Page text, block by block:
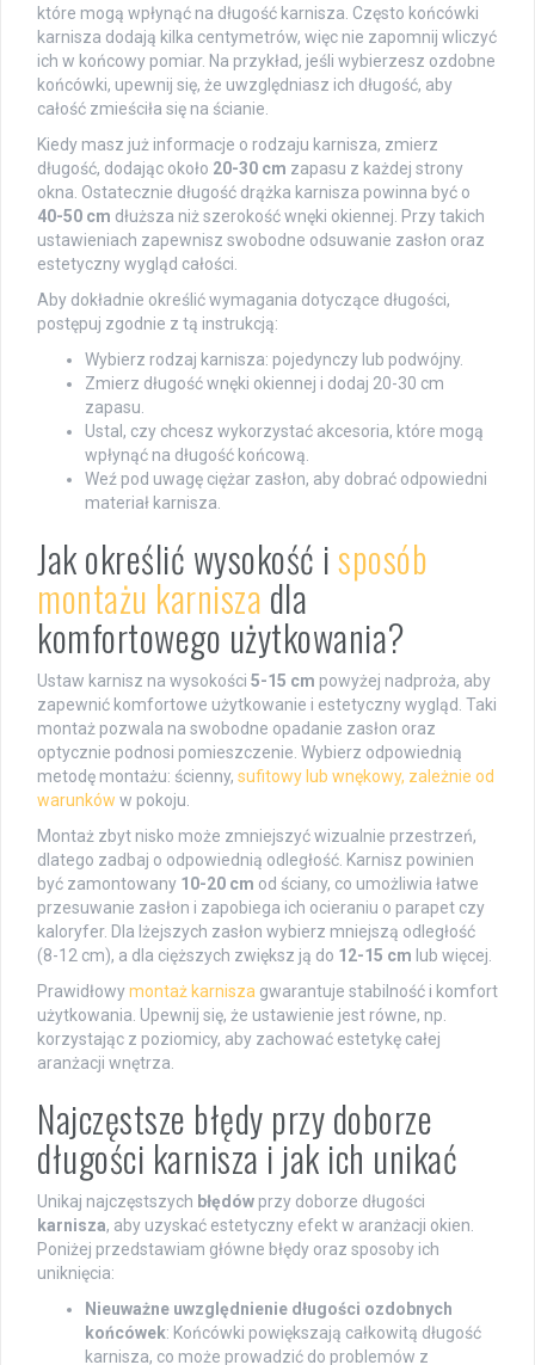
które mogą wpłynąć na długość karnisza. Często końcówki
karnisza dodają kilka centymetrów, więc nie zapomnij wliczyć
ich w końcowy pomiar. Na przykład, jeśli wybierzesz ozdobne
końcówki, upewnij się, że uwzględniasz ich długość, aby
całość zmieściła się na ścianie.
Kiedy masz już informacje o rodzaju karnisza, zmierz
długość, dodając około 20-30 cm zapasu z każdej strony
okna. Ostatecznie długość drążka karnisza powinna być o
40-50 cm dłuższa niż szerokość wnęki okiennej. Przy takich
ustawieniach zapewnisz swobodne odsuwanie zasłon oraz
estetyczny wygląd całości.
Aby dokładnie określić wymagania dotyczące długości,
postępuj zgodnie z tą instrukcją:
Wybierz rodzaj karnisza: pojedynczy lub podwójny.
Zmierz długość wnęki okiennej i dodaj 20-30 cm
zapasu.
Ustal, czy chcesz wykorzystać akcesoria, które mogą
wpłynąć na długość końcową.
Weź pod uwagę ciężar zasłon, aby dobrać odpowiedni
materiał karnisza.
Jak określić wysokość isposób
montażu karnisza dla
komfortowego użytkowania?
Ustaw karnisz na wysokości 5-15 cm powyżej nadproża, aby
zapewnić komfortowe użytkowanie i estetyczny wygląd. Taki
montaż pozwala na swobodne opadanie zasłon oraz
optycznie podnosi pomieszczenie. Wybierz odpowiednią
metodę montażu: ścienny, sufitowy lub wnękowy, zależnie od
warunków w pokoju.
Montaż zbyt nisko może zmniejszyć wizualnie przestrzeń,
dlatego zadbaj o odpowiednią odległość. Karnisz powinien
być zamontowany 10-20 cm od ściany, co umożliwia łatwe
przesuwanie zasłon i zapobiega ich ocieraniu o parapet czy
kaloryfer. Dla lżejszych zasłon wybierz mniejszą odległość
(8-12 cm), a dla cięższych zwiększ ją do 12-15 cm lub więcej.
Prawidłowymontaż karnisza gwarantuje stabilność i komfort
użytkowania. Upewnij się, że ustawienie jest równe, np.
korzystając z poziomicy, aby zachować estetykę całej
aranżacji wnętrza.
Najczęstsze błędy przy doborze
długości karnisza i jak ich unikać
Unikaj najczęstszych błędów przy doborze długości
karnisza, aby uzyskać estetyczny efekt w aranżacji okien.
Poniżej przedstawiam główne błędy oraz sposoby ich
uniknięcia:
Nieuważne uwzględnienie długości ozdobnych
końcówek: Końcówki powiększają całkowitą długość
karnisza, co może prowadzić do problemów z